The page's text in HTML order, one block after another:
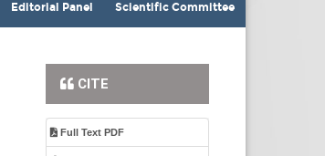
Editorial Panel Scientific Committee
CITE
Full Text PDF